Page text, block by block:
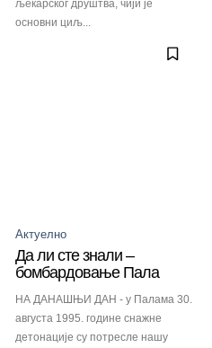
љекарског друштва, чији је
основни циљ...
Актуелно
Да ли сте знали –
бомбардовање Пала
НА ДАНАШЊИ ДАН - у Палама 30.
августа 1995. године снажне
детонације су потресле нашу